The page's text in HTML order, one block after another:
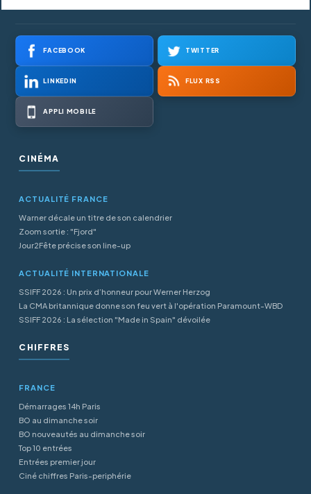
FACEBOOK TWITTER
LINKEDIN FLUX RSS
APPLI MOBILE
CINÉMA
ACTUALITÉ FRANCE
Warner décale un titre de son calendrier
Zoom sortie : "Fjord"
Jour2Fête précise son line-up
ACTUALITÉ INTERNATIONALE
SSIFF 2026 : Un prix d’honneur pour Werner Herzog
La CMA britannique donne son feu vert à l'opération Paramount-WBD
SSIFF 2026 : La sélection "Made in Spain" dévoilée
CHIFFRES
FRANCE
Démarrages 14h Paris
BO au dimanche soir
BO nouveautés au dimanche soir
Top 10 entrées
Entrées premier jour
Ciné chiffres Paris-periphérie